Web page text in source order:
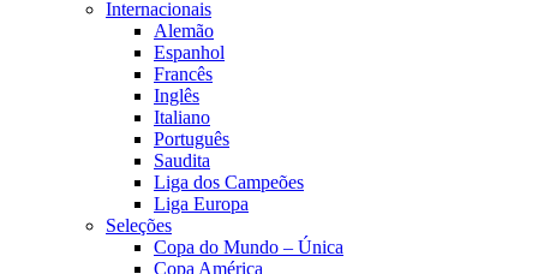
Internacionais
Alemão
Espanhol
Francês
Inglês
Italiano
Português
Saudita
Liga dos Campeões
Liga Europa
Seleções
Copa do Mundo – Única
Copa América